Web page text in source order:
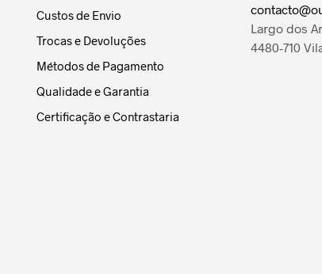
Custos de Envio
Trocas e Devoluções
Métodos de Pagamento
Qualidade e Garantia
Certificação e Contrastaria
Largo dos
4480-710